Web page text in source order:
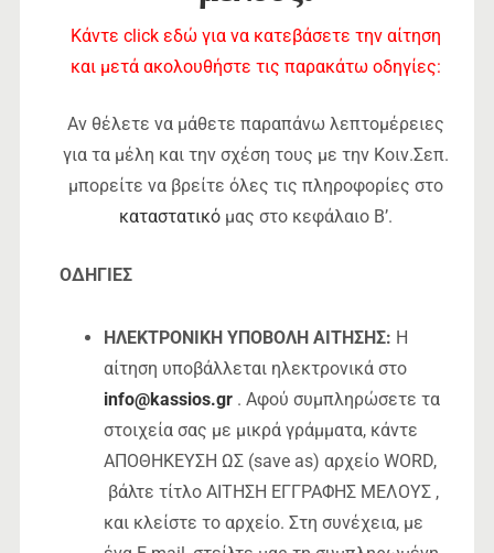
Κάντε click εδώ για να κατεβάσετε την αίτηση
και μετά ακολουθήστε τις παρακάτω οδηγίες:
Αν θέλετε να μάθετε παραπάνω λεπτομέρειες
για τα μέλη και την σχέση τους με την Κοιν.Σεπ.
μπορείτε να βρείτε όλες τις πληροφορίες στο
καταστατικό μας στο κεφάλαιο B’.
ΟΔΗΓΙΕΣ
ΗΛΕΚΤΡΟΝΙΚΗ ΥΠΟΒΟΛΗ ΑΙΤΗΣΗΣ: Η
αίτηση υποβάλλεται ηλεκτρονικά στο
info@kassios.gr . Αφού συμπληρώσετε τα
στοιχεία σας με μικρά γράμματα, κάντε
ΑΠΟΘΗΚΕΥΣH ΩΣ (save as) αρχείο WORD,
βάλτε τίτλο ΑΙΤΗΣΗ ΕΓΓΡΑΦΗΣ ΜΕΛΟΥΣ ,
και κλείστε το αρχείο. Στη συνέχεια, με